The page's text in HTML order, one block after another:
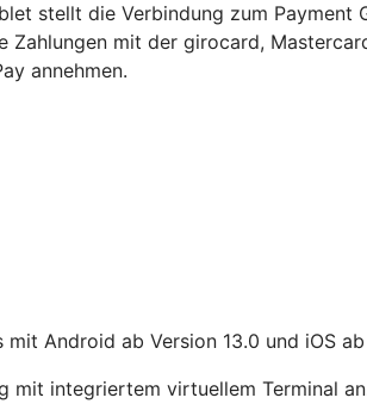
stellt die Verbindung zum Payment
mit der girocard,
annehmen.
Android ab Version 13.0 und iOS
mit integriertem virtuellem Terminal